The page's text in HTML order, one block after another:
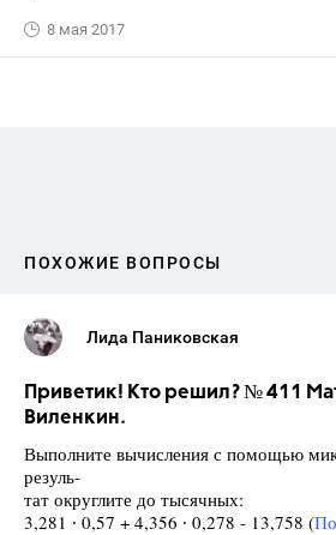
8 мая 2017
ПОХОЖИЕ ВОПРОСЫ
Лида Паниковская
Приветик! Кто решил? № 411
Виленкин.
Выполните вычисления с помощью
резуль-
тат округлите до тысячных:
3,281 ∙ 0,57 + 4,356 ∙ 0,278 - 13,758 (